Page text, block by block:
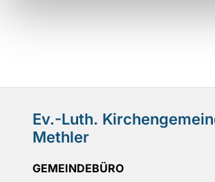
Ev.-Luth.
Methler
GEMEINDEBÜRO